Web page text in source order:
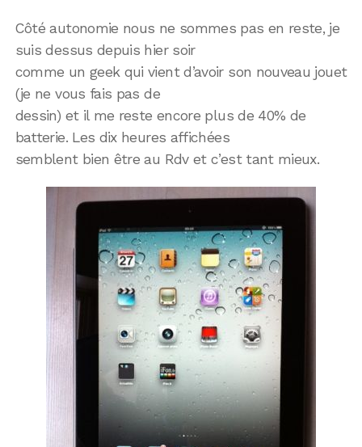
Côté autonomie nous ne sommes pas en reste, je
suis dessus depuis hier soir
comme un geek qui vient d’avoir son nouveau jouet
(je ne vous fais pas de
dessin) et il me reste encore plus de 40% de
batterie. Les dix heures affichées
semblent bien être au Rdv et c’est tant mieux.